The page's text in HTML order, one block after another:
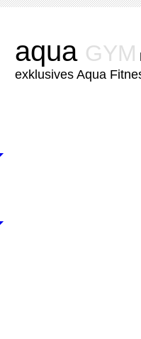
aqua GYM
exklusives Aqua